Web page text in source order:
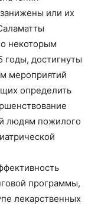
или их
некоторым
годы, достигнуты
мероприятий
определить
людям пожилого
программы,
лекарственных